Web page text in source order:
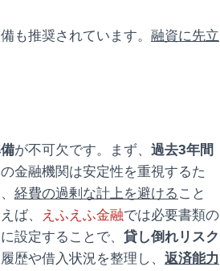
も推奨されています。 融資に先立
が不可欠です。まず、 過去3年間
金融機関は安定性を重視するた
経費の過剰な計上を避ける こと
ば、
えふえふ金融では必要書類の
設定することで、 貸し倒れリスク
歴や借入状況を整理し、 返済能力